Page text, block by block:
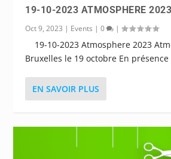
19-10-2023 ATMOSPHERE 2023
Oct 9, 2023 | Events |0 |
19-10-2023 Atmosphere 2023
Bruxelles le 19 octobre En présence
EN SAVOIR PLUS